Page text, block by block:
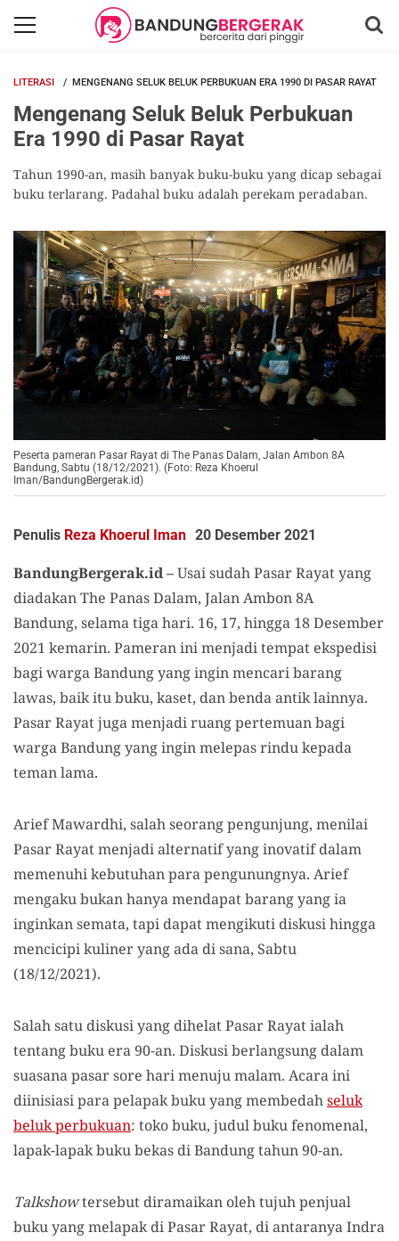
LITERASI MENGENANG SELUK BELUK PERBUKUAN ERA 1990 DI PASAR RAYAT
Mengenang Seluk Beluk Perbukuan
Era 1990 di Pasar Rayat
Tahun 1990-an, masih banyak buku-buku yang dicap sebagai
buku terlarang. Padahal buku adalah perekam peradaban.
Peserta pameran Pasar Rayat di The Panas Dalam, Jalan Ambon 8A
Bandung, Sabtu (18/12/2021). (Foto: Reza Khoerul
Iman/BandungBergerak.id)
Penulis Reza Khoerul Iman 20 Desember 2021
BandungBergerak.id –Usai sudah Pasar Rayat yang
diadakan The Panas Dalam, Jalan Ambon 8A
Bandung, selama tiga hari. 16, 17, hingga 18 Desember
2021 kemarin. Pameran ini menjadi tempat ekspedisi
bagi warga Bandung yang ingin mencari barang
lawas, baik itu buku, kaset, dan benda antik lainnya.
Pasar Rayat juga menjadi ruang pertemuan bagi
warga Bandung yang ingin melepas rindu kepada
teman lama.
Arief Mawardhi, salah seorang pengunjung, menilai
Pasar Rayat menjadi alternatif yang inovatif dalam
memenuhi kebutuhan para pengunungnya. Arief
mengaku bukan hanya mendapat barang yang ia
inginkan semata, tapi dapat mengikuti diskusi hingga
mencicipi kuliner yang ada di sana, Sabtu
(18/12/2021).
Salah satu diskusi yang dihelat Pasar Rayat ialah
tentang buku era 90-an. Diskusi berlangsung dalam
suasana pasar sore hari menuju malam. Acara ini
diinisiasi para pelapak buku yang membedahseluk
beluk perbukuan: toko buku, judul buku fenomenal,
lapak-lapak buku bekas di Bandung tahun 90-an.
Talkshowtersebut diramaikan oleh tujuh penjual
buku yang melapak di Pasar Rayat, di antaranya Indra